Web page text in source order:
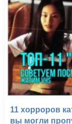
11 хорроров
вы могли